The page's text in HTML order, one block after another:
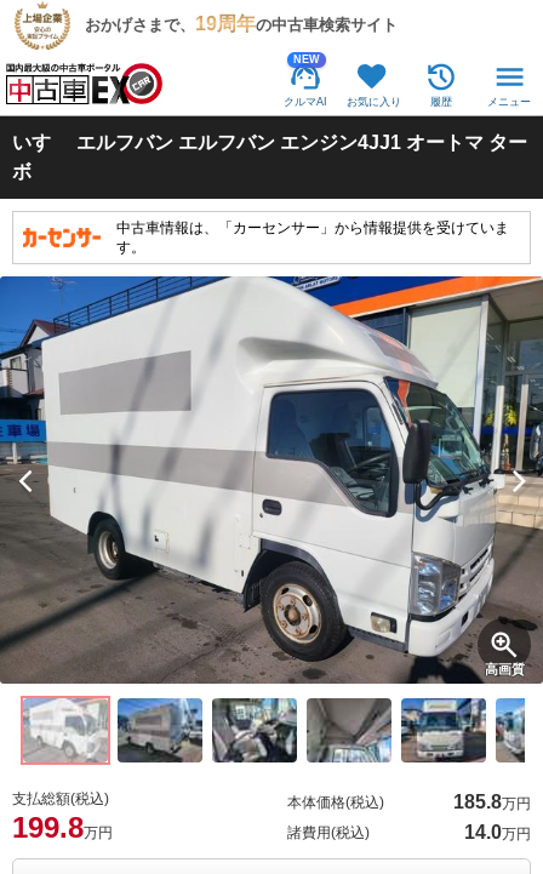
おかげさまで、 19周年の中古車検索サイト
NEW
クルマAI お気に入り 履歴 メニュー
いすゞ
エルフバン エルフバン エンジン4JJ1 オートマ ター
ボ
中古車情報は、「カーセンサー」から情報提供を受けていま
す。
高画質
支払総額(税込)
199.8万円
本体価格(税込) 185.8万円
諸費用(税込)
14.0万円